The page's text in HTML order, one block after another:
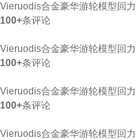
Vieruodis合金豪华游轮模型回
100+条评论
Vieruodis合金豪华游轮模型回
100+条评论
Vieruodis合金豪华游轮模型回
100+条评论
Vieruodis合金豪华游轮模型回